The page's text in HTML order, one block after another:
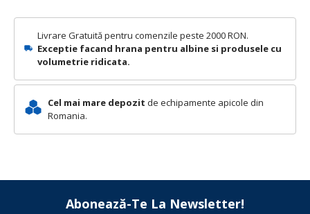
Livrare Gratuită pentru comenzile peste 2000 RON.
Exceptie facand hrana pentru albine si produsele cu
volumetrie ridicata.
Cel mai mare depozit de echipamente apicole din
Romania.
Abonează-Te La Newsletter!